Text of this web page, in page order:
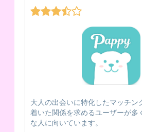
大人の出会いに特化したマッチン
着いた関係を求めるユーザーが多
な人に向いています。